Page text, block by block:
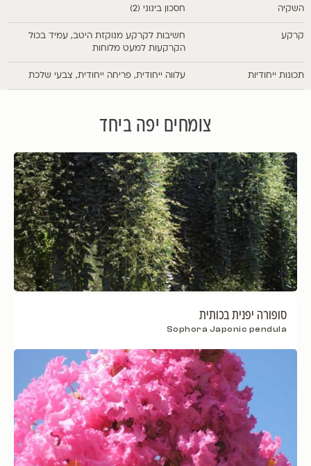
השקיה חסכון בינוני (2)
קרקע
חשיבות לקרקע מנוקזת היטב, עמיד בכול
הקרקעות למעט מלוחות
תכונות ייחודיות עלווה ייחודית, פריחה ייחודית, צבעי שלכת
צומחים יפה ביחד
סופורה יפנית בכותית
Sophora Japonic pendula